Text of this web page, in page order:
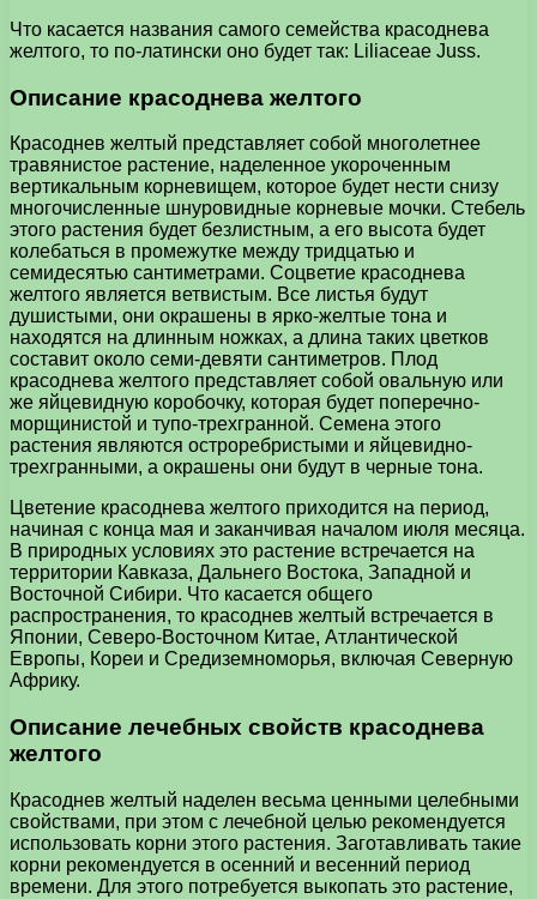
Что касается названия самого семейства красоднева
желтого, то по-латински оно будет так: Liliaceae Juss.
Описание красоднева желтого
Красоднев желтый представляет собой многолетнее
травянистое растение, наделенное укороченным
вертикальным корневищем, которое будет нести снизу
многочисленные шнуровидные корневые мочки. Стебель
этого растения будет безлистным, а его высота будет
колебаться в промежутке между тридцатью и
семидесятью сантиметрами. Соцветие красоднева
желтого является ветвистым. Все листья будут
душистыми, они окрашены в ярко-желтые тона и
находятся на длинным ножках, а длина таких цветков
составит около семи-девяти сантиметров. Плод
красоднева желтого представляет собой овальную или
же яйцевидную коробочку, которая будет поперечно-
морщинистой и тупо-трехгранной. Семена этого
растения являются остроребристыми и яйцевидно-
трехгранными, а окрашены они будут в черные тона.
Цветение красоднева желтого приходится на период,
начиная с конца мая и заканчивая началом июля месяца.
В природных условиях это растение встречается на
территории Кавказа, Дальнего Востока, Западной и
Восточной Сибири. Что касается общего
распространения, то красоднев желтый встречается в
Японии, Северо-Восточном Китае, Атлантической
Европы, Кореи и Средиземноморья, включая Северную
Африку.
Описание лечебных свойств красоднева
желтого
Красоднев желтый наделен весьма ценными целебными
свойствами, при этом с лечебной целью рекомендуется
использовать корни этого растения. Заготавливать такие
корни рекомендуется в осенний и весенний период
времени. Для этого потребуется выкопать это растение,